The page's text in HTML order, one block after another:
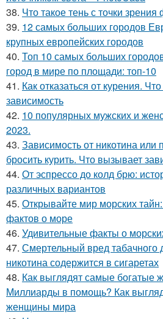
38. Что такое тень с точки
39. 12 самых больших городов
крупных европейских городов
40. Топ 10 самых больших
город в мире по площади: топ-10
41. Как отказаться от курения.
зависимость
42. 10 популярных мужских и
2023.
43. Зависимость от никотина или
бросить курить. Что вызывает
44. От эспрессо до колд брю:
различных вариантов
45. Открывайте мир морских
фактов о море
46. Удивительные факты о
47. Смертельный вред табачного
никотина содержится в сигаретах
48. Как выглядят самые богатые
Миллиарды в помощь? Как
женщины мира